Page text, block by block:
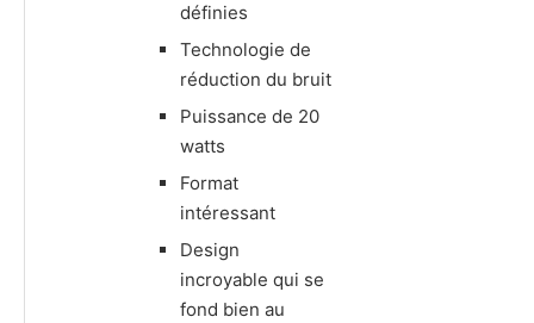
définies
Technologie de
réduction du bruit
Puissance de 20
watts
Format
intéressant
Design
incroyable qui se
fond bien au